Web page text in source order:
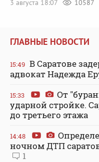
3 августа 18:07
10587
ГЛАВНЫЕ НОВОСТИ
15:49 В Саратове
адвокат Надежда
15:33
От
ударной стройке.
до третьего этажа
14:48
ночном ДТП
1